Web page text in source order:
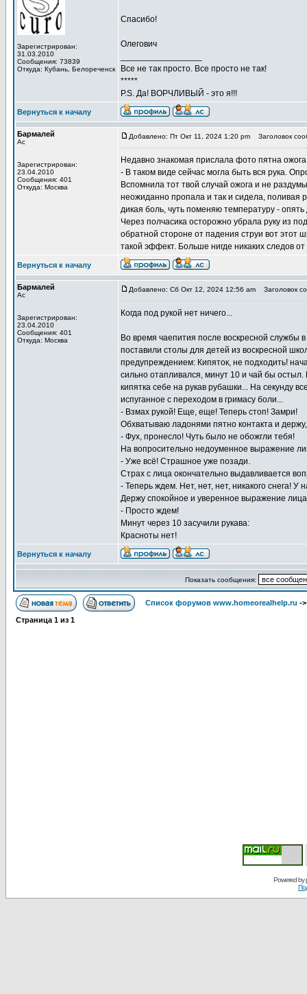
Зарегистрирован:
31.03.2010
Сообщения: 73839
Откуда: Кубань, Белореченск
Спасибо!
Олегович
Все не так просто. Все просто не так!
*****
P.S. Да! ВОРЧЛИВЫЙ - это я!!!
Вернуться к началу
Бармалей
Ас
Зарегистрирован:
23.04.2010
Сообщения: 401
Откуда: Москва
Добавлено: Пт Окт 11, 2024 1:20 pm Заголовок
Недавно знакомая прислала фото пятна
- В таком виде сейчас могла быть вся рука.
Вспомнила тот твой случай ожога и не
неожиданно пропала и так и сидела, поливая
дикая боль, чуть поменяю температуру - опять
Через полчасика осторожно убрала руку из
обратной стороне от падения струи вот этот
такой эффект. Больше нигде никаких следов
Вернуться к началу
Бармалей
Ас
Зарегистрирован:
23.04.2010
Сообщения: 401
Откуда: Москва
Добавлено: Сб Окт 12, 2024 12:56 am Заголовок
Когда под рукой нет ничего...
Во время чаепития после воскресной службы
поставили столы для детей из воскресной
предупреждением: Кипяток, не подходить!
сильно отапливался, минут 10 и чай бы
кипятка себе на рукав рубашки... На секунду
испуганное с переходом в гримасу боли...
- Взмах рукой! Еще, еще! Теперь стоп! Замри!
Обхватываю ладонями пятно контакта и
- Фух, пронесло! Чуть было не обожгли тебя!
На вопросительно недоуменное выражение
- Уже всё! Страшное уже позади.
Страх с лица окончательно выдавливается
- Теперь ждем. Нет, нет, нет, никакого снега! У
Держу спокойное и уверенное выражение
- Просто ждем!
Минут через 10 засучили рукава:
Красноты нет!
Вернуться к началу
Показать сообщения:
Список форумов www.homeorealhelp.ru -
Страница 1 из 1
Powered by